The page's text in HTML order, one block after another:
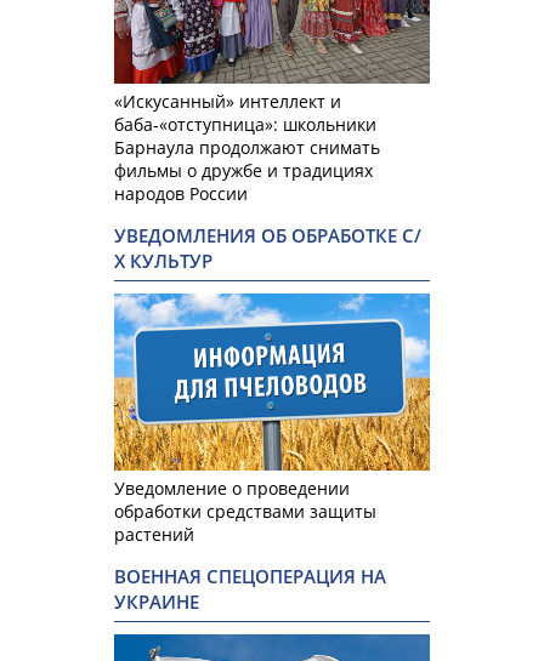
«Искусанный» интеллект и
баба-«отступница»: школьники
Барнаула продолжают снимать
фильмы о дружбе и традициях
народов России
УВЕДОМЛЕНИЯ ОБ ОБРАБОТКЕ С/
Х КУЛЬТУР
Уведомление о проведении
обработки средствами защиты
растений
ВОЕННАЯ СПЕЦОПЕРАЦИЯ НА
УКРАИНЕ